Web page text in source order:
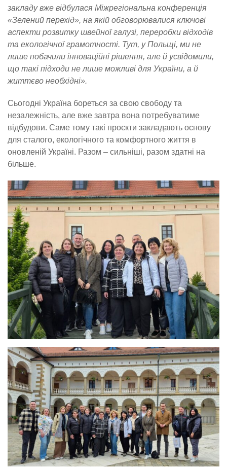
закладу вже відбулася Міжрегіональна конференція
«Зелений перехід», на якій обговорювалися ключові
аспекти розвитку швейної галузі, переробки відходів
та екологічної грамотності. Тут, у Польщі, ми не
лише побачили інноваційні рішення, але й усвідомили,
що такі підходи не лише можливі для України, а й
життєво необхідні».
Сьогодні Україна бореться за свою свободу та
незалежність, але вже завтра вона потребуватиме
відбудови. Саме тому такі проєкти закладають основу
для сталого, екологічного та комфортного життя в
оновленій Україні. Разом – сильніші, разом здатні на
більше.